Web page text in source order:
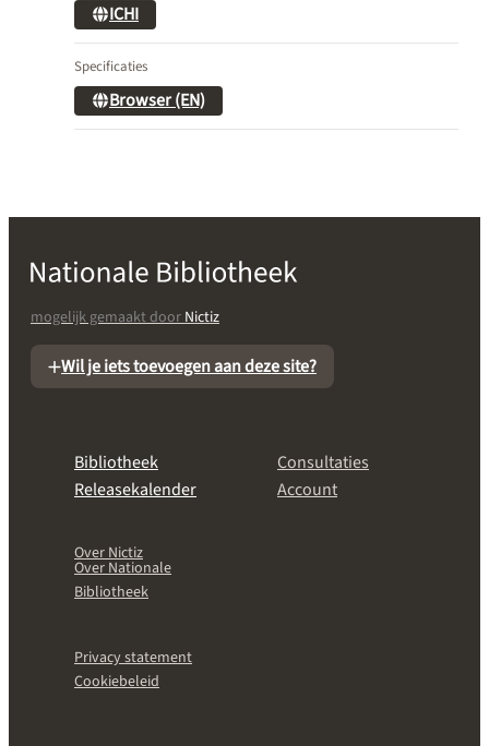
ICHI
Specificaties
Browser (EN)
mogelijk gemaakt doorNictiz
Wil je iets toevoegen aan deze site?
Bibliotheek
Releasekalender
Consultaties
Account
Over Nictiz
Over Nationale
Bibliotheek
Privacy statement
Cookiebeleid